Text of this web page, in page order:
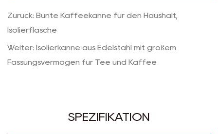
Zurück: Bunte Kaffeekanne für den Haushalt,
Isolierflasche
Weiter: Isolierkanne aus Edelstahl mit großem
Fassungsvermögen für Tee und Kaffee
SPEZIFIKATION